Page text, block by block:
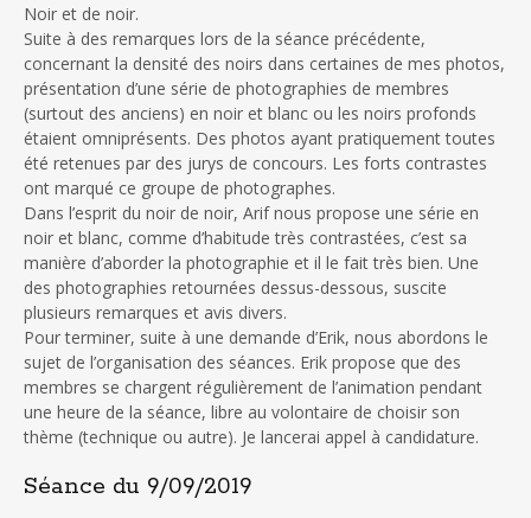
Noir et de noir.
Suite à des remarques lors de la séance précédente,
concernant la densité des noirs dans certaines de mes photos,
présentation d’une série de photographies de membres
(surtout des anciens) en noir et blanc ou les noirs profonds
étaient omniprésents. Des photos ayant pratiquement toutes
été retenues par des jurys de concours. Les forts contrastes
ont marqué ce groupe de photographes.
Dans l’esprit du noir de noir, Arif nous propose une série en
noir et blanc, comme d’habitude très contrastées, c’est sa
manière d’aborder la photographie et il le fait très bien. Une
des photographies retournées dessus-dessous, suscite
plusieurs remarques et avis divers.
Pour terminer, suite à une demande d’Erik, nous abordons le
sujet de l’organisation des séances. Erik propose que des
membres se chargent régulièrement de l’animation pendant
une heure de la séance, libre au volontaire de choisir son
thème (technique ou autre). Je lancerai appel à candidature.
Séance du 9/09/2019